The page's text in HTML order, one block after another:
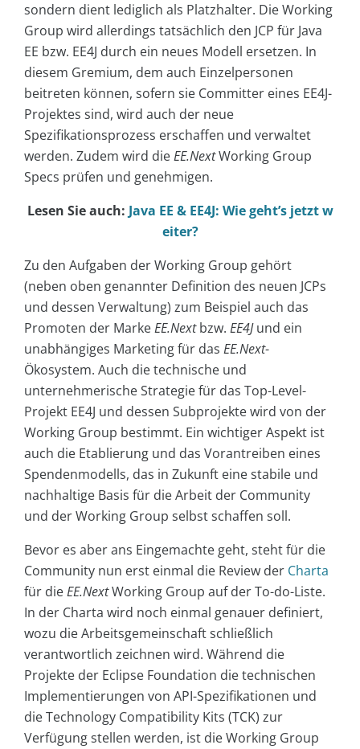
sondern dient lediglich als Platzhalter. Die Working
Group wird allerdings tatsächlich den JCP für Java
EE bzw. EE4J durch ein neues Modell ersetzen. In
diesem Gremium, dem auch Einzelpersonen
beitreten können, sofern sie Committer eines EE4J-
Projektes sind, wird auch der neue
Spezifikationsprozess erschaffen und verwaltet
werden. Zudem wird dieEE.NextWorking Group
Specs prüfen und genehmigen.
Lesen Sie auch: Java EE & EE4J: Wie geht’s jetzt w
eiter?
Zu den Aufgaben der Working Group gehört
(neben oben genannter Definition des neuen JCPs
und dessen Verwaltung) zum Beispiel auch das
Promoten der MarkeEE.Nextbzw. EE4Jund ein
unabhängiges Marketing für das EE.Next-
Ökosystem. Auch die technische und
unternehmerische Strategie für das Top-Level-
Projekt EE4J und dessen Subprojekte wird von der
Working Group bestimmt. Ein wichtiger Aspekt ist
auch die Etablierung und das Vorantreiben eines
Spendenmodells, das in Zukunft eine stabile und
nachhaltige Basis für die Arbeit der Community
und der Working Group selbst schaffen soll.
Bevor es aber ans Eingemachte geht, steht für die
Community nun erst einmal die Review der Charta
für dieEE.NextWorking Group auf der To-do-Liste.
In der Charta wird noch einmal genauer definiert,
wozu die Arbeitsgemeinschaft schließlich
verantwortlich zeichnen wird. Während die
Projekte der Eclipse Foundation die technischen
Implementierungen von API-Spezifikationen und
die Technology Compatibility Kits (TCK) zur
Verfügung stellen werden, ist die Working Group